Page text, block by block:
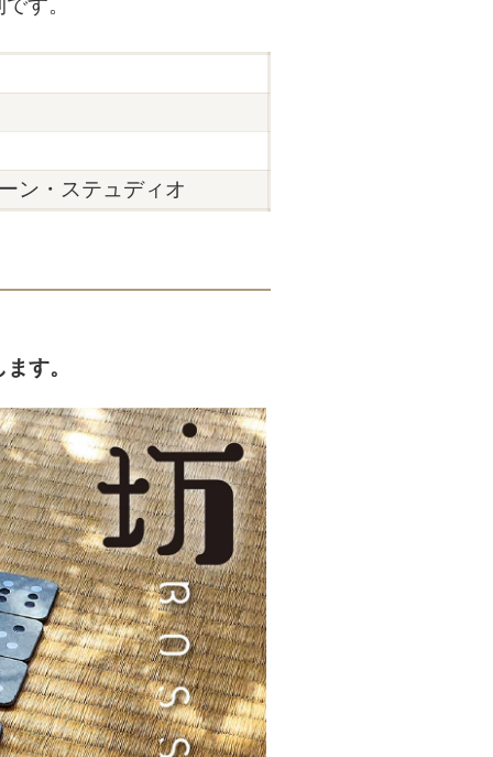
す。
ン・ステュディオ
す。